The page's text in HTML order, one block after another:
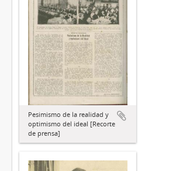
Pesimismo de la realidad y
optimismo del ideal [Recorte
de prensa]